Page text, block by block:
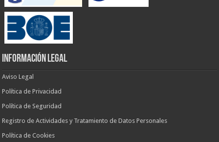
INFORMACIÓN LEGAL
Aviso Legal
Política de Privacidad
Política de Seguridad
Registro de Actividades y Tratamiento de Datos Personales
Política de Cookies